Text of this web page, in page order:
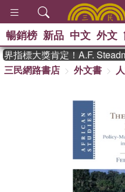
熱
登
暢銷榜 新品 中文 外文
指標大獎肯定！A.F.
三民網路書店
外文書